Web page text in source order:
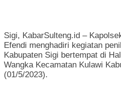
Sigi, KabarSulteng.id –
Efendi menghadiri kegiatan
Kabupaten Sigi bertempat di
Wangka Kecamatan Kulawi
(01/5/2023).